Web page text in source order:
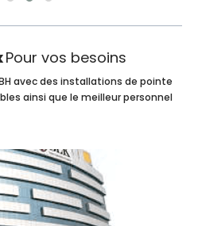
Pour vos besoins
avec des installations de pointe
ainsi que le meilleur personnel